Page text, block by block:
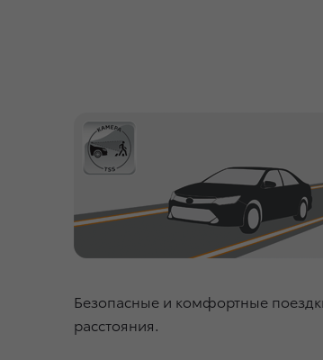
Безопасные и комфортные
расстояния.